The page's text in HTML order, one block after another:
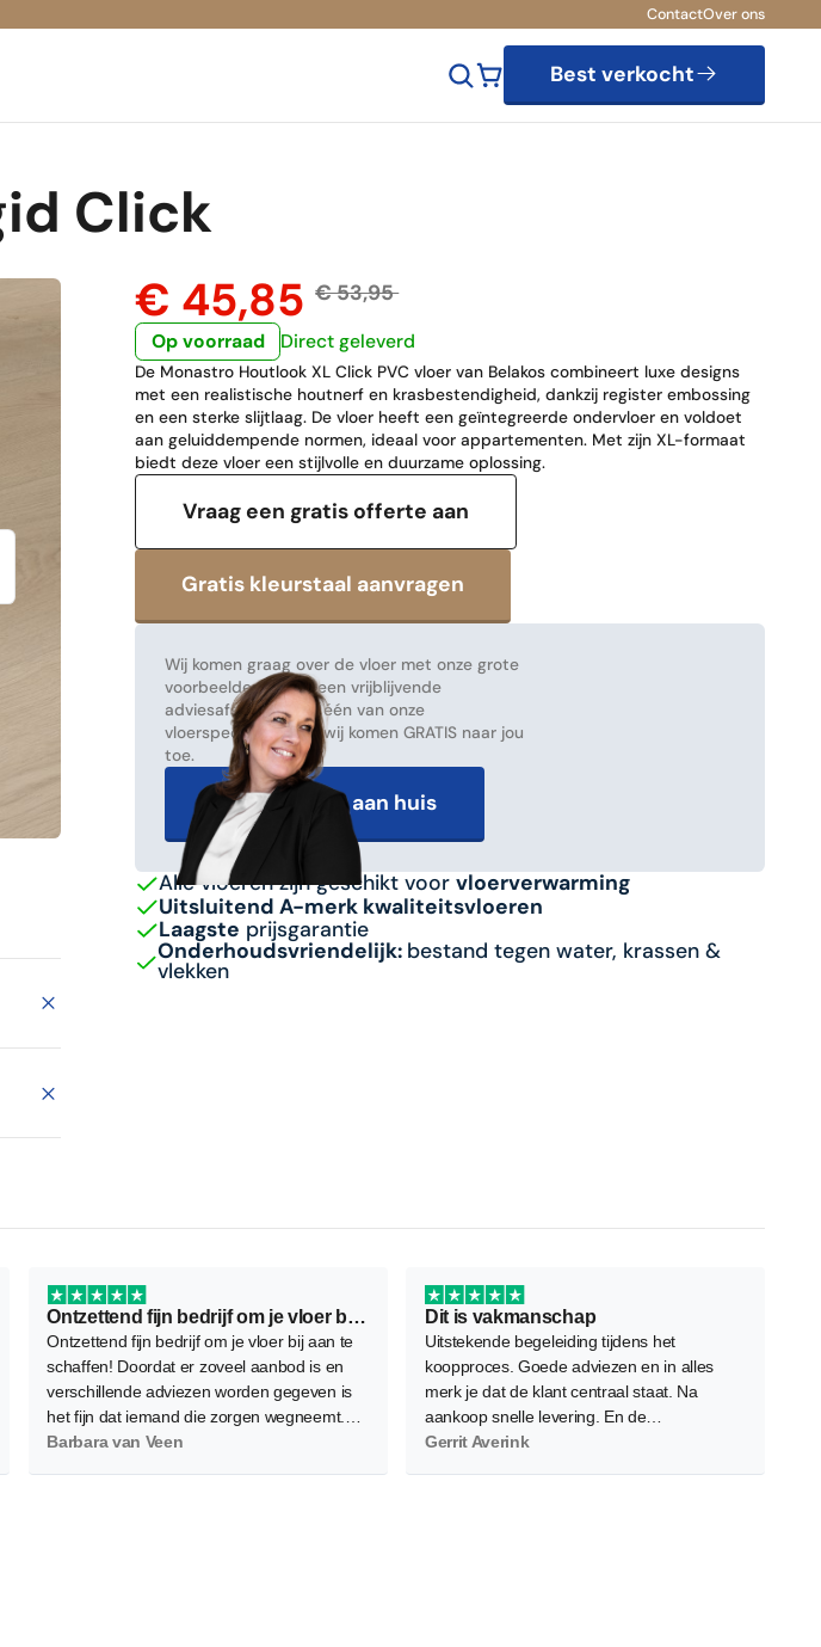
ContactOver ons
Best verkocht
Click
€ 45,85€ 53,95
Op voorraad Direct geleverd
De Monastro Houtlook XL Click PVC vloer van Belakos combineert luxe designs
met een realistische houtnerf en krasbestendigheid, dankzij register embossing
en een sterke slijtlaag. De vloer heeft een geïntegreerde ondervloer en voldoet
aan geluiddempende normen, ideaal voor appartementen. Met zijn XL-formaat
biedt deze vloer een stijlvolle en duurzame oplossing.
Vraag een gratis offerte aan
Wij komen graag over de vloer met onze grote
voorbeelden! Maak een vrijblijvende
adviesafspraak met één van onze
vloerspecialisten en wij komen GRATIS naar jou
toe.
Gratis advies aan huis
Alle vloeren zijn geschikt voor vloerverwarming
Uitsluitend A-merk kwaliteitsvloeren
Laagste prijsgarantie
Onderhoudsvriendelijk: bestand tegen water, krassen &
vlekken
Ontzettend fijn bedrijf om je vloer bij…
Ontzettend fijn bedrijf om je vloer bij aan te
schaffen! Doordat er zoveel aanbod is en
verschillende adviezen worden gegeven is
het fijn dat iemand die zorgen wegneemt.
Als service kwam Marjolein met diverse
Barbara van Veen
Dit is vakmanschap
Uitstekende begeleiding tijdens het
koopproces. Goede adviezen en in alles
merk je dat de klant centraal staat. Na
aankoop snelle levering. En de
vloerenleggers bleken zeer vakbekwaam.
Gerrit Averink